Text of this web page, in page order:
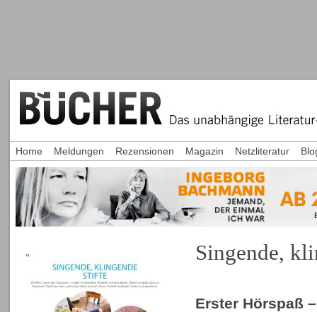
Singende,
Erster Hörspaß
Home Meldungen Rezensionen Magazin Netzliteratur